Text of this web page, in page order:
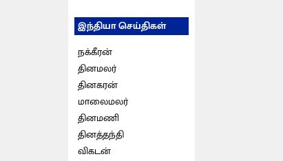
இந்தியா செய்திகள்
நக்கீரன்
தினமலர்
தினகரன்
மாலைமலர்
தினமணி
தினத்தந்தி
விகடன்